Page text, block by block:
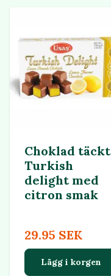
Choklad täckt
Turkish
delight med
citron smak
29.95 SEK
Lägg i korgen